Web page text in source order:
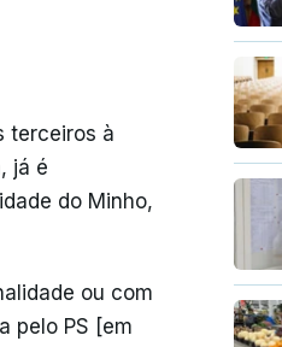
terceiros à
já é
do Minho,
ou com
pelo PS [em